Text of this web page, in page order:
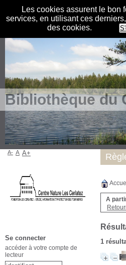
Les cookies assurent le bon
services, en utilisant ces
des cookies.
Bibliothèque du
A
1
A- A A+
Se connecter
accéder à votre compte de
lecteur